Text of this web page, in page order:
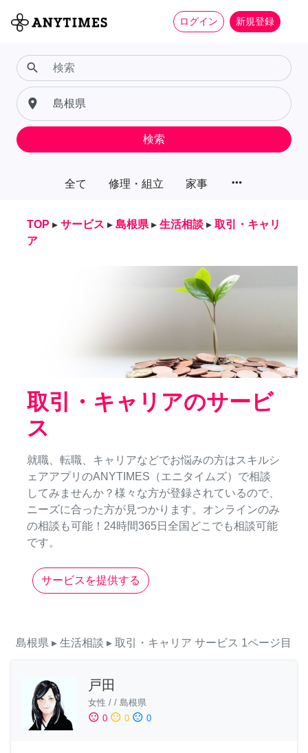
ログイン 新規登録
全て 修理・組立 家事 more_horiz
search
place
検索
TOP ▸ サービス ▸ 島根県 ▸ 生活相談 ▸ 取引・キャリ
ア
取引・キャリアのサービ
ス
就職、転職、キャリアなどでお悩みの方はスキルシ
ェアアプリのANYTIMES（エニタイムズ）で相談
してみませんか？様々な方が登録されているので、
ニーズに合った方が見つかります。オンラインのみ
の相談も可能！24時間365日全国どこでも相談可能
です。
サービスを提供する
島根県 ▸ 生活相談 ▸ 取引・キャリア サービス 1ページ目
戸田
女性 / / 島根県
sentiment_satisfied 0 sentiment_neutral 0 sentiment_dissatisfied 0